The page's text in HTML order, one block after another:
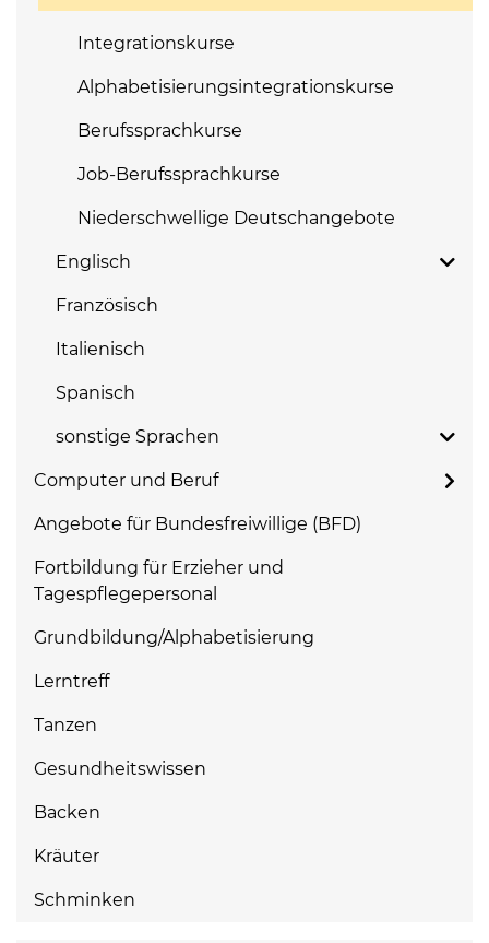
Integrationskurse
Alphabetisierungsintegrationskurse
Berufssprachkurse
Job-Berufssprachkurse
Niederschwellige Deutschangebote
Englisch
Französisch
Italienisch
Spanisch
sonstige Sprachen
Computer und Beruf
Angebote für Bundesfreiwillige (BFD)
Fortbildung für Erzieher und
Tagespflegepersonal
Grundbildung/Alphabetisierung
Lerntreff
Tanzen
Gesundheitswissen
Backen
Kräuter
Schminken